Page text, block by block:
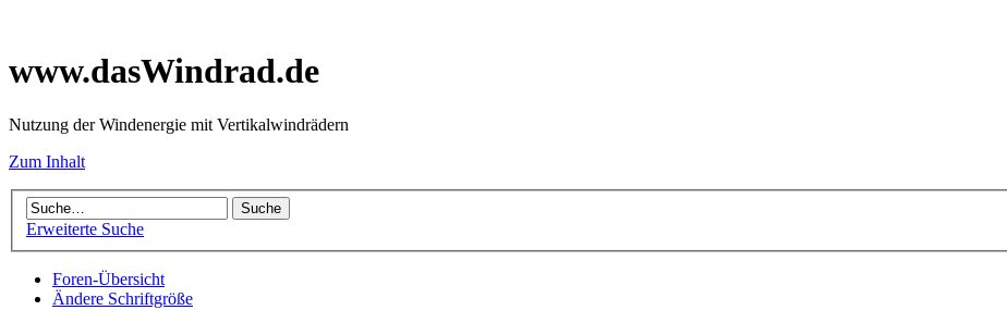
www.dasWindrad.de
Nutzung der Windenergie mit Vertikalwindrädern
Zum Inhalt
Erweiterte Suche
Foren-Übersicht
Ändere Schriftgröße